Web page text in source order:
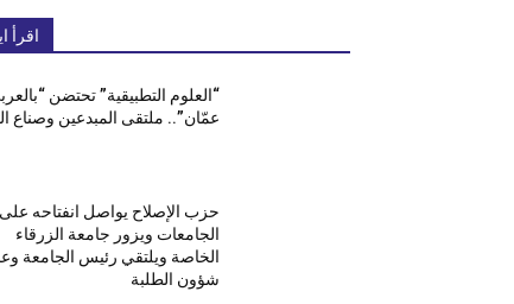
اقرأ
“العلوم التطبيقية” تحتضن
عمّان”.. ملتقى المبدعين وصناع
حزب الإصلاح يواصل انفتاحه على
الجامعات ويزور جامعة الزرقاء
الخاصة ويلتقي رئيس الجامعة
شؤون الطلبة